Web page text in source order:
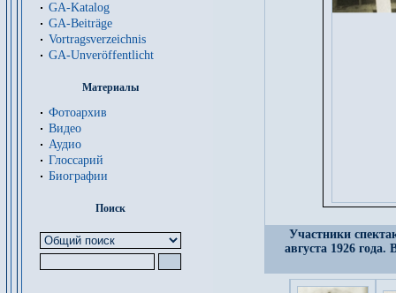
GA-Katalog
GA-Beiträge
Vortragsverzeichnis
GA-Unveröffentlicht
Материалы
Фотоархив
Видео
Аудио
Глоссарий
Биографии
Поиск
Участники
августа 1926